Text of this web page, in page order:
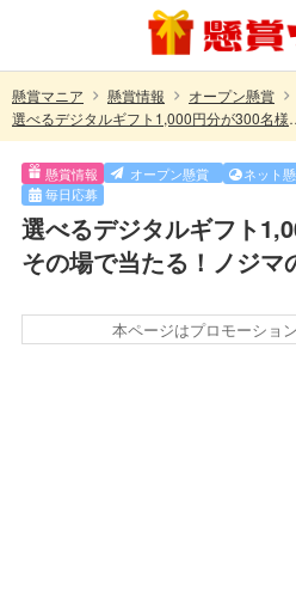
懸賞マニア
懸賞情報 オープン懸賞
選べるデジタルギフト
懸賞情報 オープン懸賞 ネット
毎日応募
選べるデジタルギフト
その場で当たる！ノジマ
本ページはプロモーショ